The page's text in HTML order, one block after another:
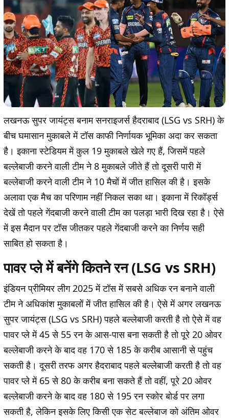
लखनऊ सुपर जायंट्स बनाम सनराइजर्स हैदराबाद (LSG vs SRH) के
बीच घमासान मुकाबले में टॉस काफी निर्णायक भूमिका अदा कर सकता
है। इकाना स्टेडियम में कुल 19 मुकाबले खेले गए हैं, जिसमें पहले
बल्लेबाजी करने वाली टीम ने 8 मुकाबले जीते हैं तो दूसरी पारी में
बल्लेबाजी करने वाली टीम ने 10 मैचों में जीत हासिल की है। इसके
अलावा एक मैच का परिणाम नहीं निकल सका था। इकाना में रिकॉर्ड्स
देखें तो पहले गेंदबाजी करने वाली टीम का पलड़ा भारी दिख रहा है। ऐसे
में इस मैदान पर टॉस जीतकर पहले गेंदबाजी करने का निर्णय सही
साबित हो सकता है।
पावर प्ले में बनेंगे कितने रन (LSG vs SRH)
इंडियन प्रीमियर लीग 2025 में टॉस में सबसे अधिक रन बनाने वाली
टीम ने अधिकांश मुकाबलों में जीत हासिल की है। ऐसे में अगर लखनऊ
सुपर जायंट्स (LSG vs SRH) पहले बल्लेबाजी करती है तो ऐसे में वह
पावर प्ले में 45 से 55 रन के आस-पास बना सकती है तो पूरे 20 ओवर
बल्लेबाजी करने के बाद वह 170 से 185 के करीब आसानी से पहुंच
सकती है। दूसरी तरफ अगर हैदराबाद पहले बल्लेबाजी करती है तो वह
पावर प्ले में 65 से 80 के करीब बना सकते हैं तो वहीं, पूरे 20 ओवर
बल्लेबाजी करने के बाद वह 180 से 195 रन स्कोर बोर्ड पर लगा
सकती है, लेकिन इसके लिए किसी एक सेट बल्लेबाज को अंतिम ओवर